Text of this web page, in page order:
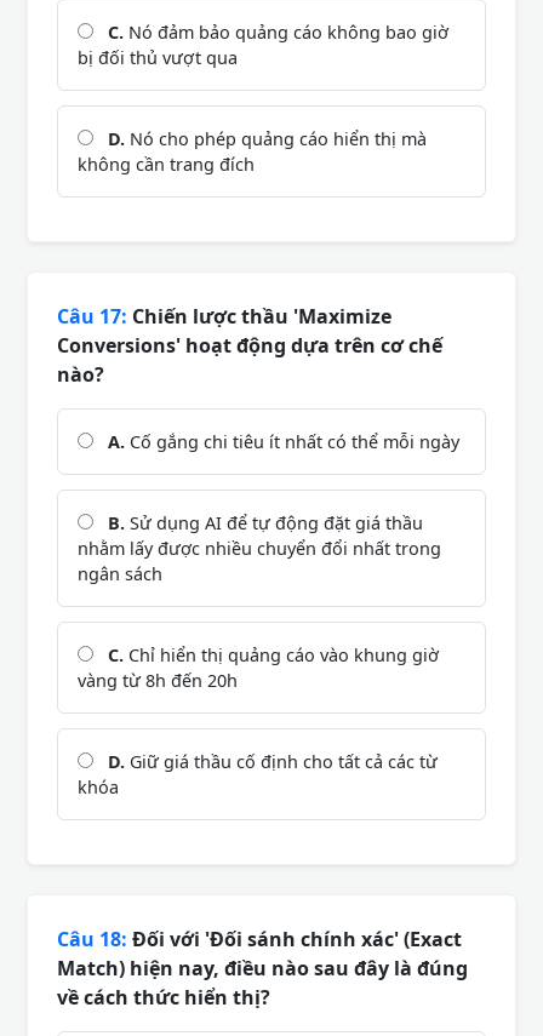
C. Nó đảm bảo quảng cáo không bao giờ
bị đối thủ vượt qua
D. Nó cho phép quảng cáo hiển thị mà
không cần trang đích
Câu 17: Chiến lược thầu 'Maximize
Conversions' hoạt động dựa trên cơ chế
nào?
A. Cố gắng chi tiêu ít nhất có thể mỗi ngày
B. Sử dụng AI để tự động đặt giá thầu
nhằm lấy được nhiều chuyển đổi nhất trong
ngân sách
C. Chỉ hiển thị quảng cáo vào khung giờ
vàng từ 8h đến 20h
D. Giữ giá thầu cố định cho tất cả các từ
khóa
Câu 18: Đối với 'Đối sánh chính xác' (Exact
Match) hiện nay, điều nào sau đây là đúng
về cách thức hiển thị?